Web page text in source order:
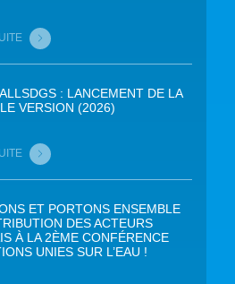
: LANCEMENT DE LA
VERSION (2026)
ET PORTONS ENSEMBLE
DES ACTEURS
À LA 2ÈME CONFÉRENCE
UNIES SUR L’EAU !